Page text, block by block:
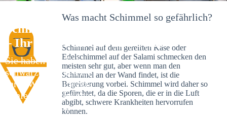
Schimmelexperte in Dieterskirchen
– Ihr Helfer an Ort und Stelle
Sie haben kürzlich
schwarze Flecken an
Ihrer Wand entdeckt?
Schlechte Nachrichten:
Sie haben einen
Was macht Schimmel so gefährlich?
Schimmel auf dem gereiften Käse oder
Edelschimmel auf der Salami schmecken den
meisten sehr gut, aber wenn man den
Schimmel an der Wand findet, ist die
Begeisterung vorbei. Schimmel wird daher so
gefürchtet, da die Sporen, die er in die Luft
abgibt, schwere Krankheiten hervorrufen
können.